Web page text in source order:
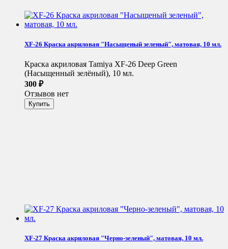
XF-26 Краска акриловая "Насыщеный зеленый", матовая, 10 мл.
Краска акриловая Tamiya XF-26 Deep Green
(Насыщенный зелёный), 10 мл.
300 ₽
Отзывов нет
XF-27 Краска акриловая "Черно-зеленый", матовая, 10 мл.